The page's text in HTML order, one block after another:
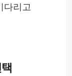
다리고